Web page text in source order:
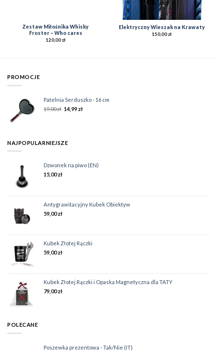
Zestaw Miłośnika Whisky
Froster – Who cares
120,00zł
Elektryczny Wieszak na Krawaty
150,00zł
PROMOCJE
Patelnia Serduszko - 16 cm
19,00zł 14,99 zł
NAJPOPULARNIEJSZE
Dzwonek na piwo (EN)
15,00zł
Antygrawitacyjny Kubek Obiektyw
59,00zł
Kubek Złotej Rączki
59,00zł
Kubek Złotej Rączki i Opaska Magnetyczna dla TATY
79,00zł
POLECANE
Poszewka prezentowa - Tak/Nie (IT)